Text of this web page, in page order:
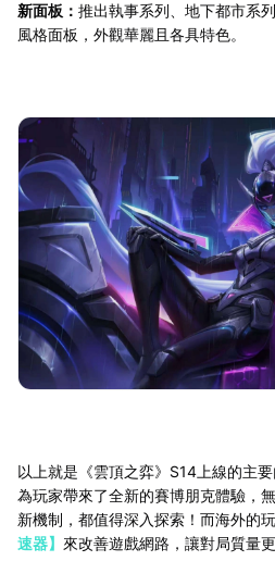
新面板： 推出執事系列、地下都市系
風格面板，外觀華麗且各具特色。
以上就是《雲頂之弈》S14上線的主
為玩家帶來了全新的賽博朋克體驗，
新機制，都值得深入探索！而海外的
速器】 來改善遊戲網路，讓對局質量更